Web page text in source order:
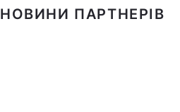
НОВИНИ ПАРТНЕРІВ